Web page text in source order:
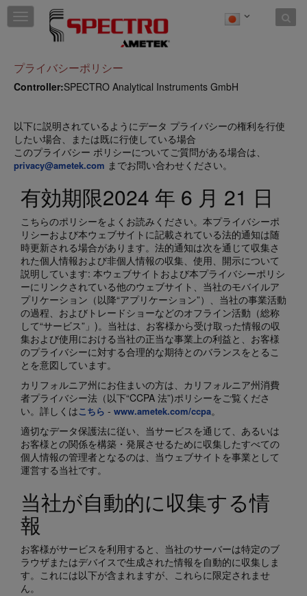
Skip to content
T
o
l
e
v
g
a
o
プライバシーポリシー
Controller:SPECTRO Analytical Instruments GmbH
以下に説明されているようにデータ プライバシーの権利を行使
したい場合、または既に行使している場合
このプライバシー ポリシーについてご質問がある場合は、
privacy@ametek.com までお問い合わせください。
有効期限2024 年 6 月 21 日
こちらのポリシーをよくお読みください。本プライバシーポ
リシーおよび本ウェブサイトに記載されている法的通知は随
時更新される場合があります。法的通知は次を通じて収集さ
れた個人情報および非個人情報の収集、使用、開示について
説明しています: 本ウェブサイトおよび本プライバシーポリシ
ーにリンクされている他のウェブサイト、当社のモバイルア
プリケーション（以降“アプリケーション”）、当社の事業活動
の過程、およびトレードショーなどのオフライン活動（総称
して“サービス”」)。当社は、お客様から受け取った情報の収
集および使用における当社の正当な事業上の利益と、お客様
のプライバシーに対する合理的な期待とのバランスをとるこ
とを意図しています。
カリフォルニア州にお住まいの方は、カリフォルニア州消費
者プライバシー法（以下“CCPA 法”)ポリシーをご覧くださ
い。詳しくはこちら - www.ametek.com/ccpa。
適切なデータ保護法に従い、当サービスを通じて、あるいは
お客様との関係を構築・発展させるために収集したすべての
個人情報の管理者となるのは、当ウェブサイトを事業として
運営する当社です。
当社が自動的に収集する情
報
お客様がサービスを利用すると、当社のサーバーは特定のブ
ラウザまたはデバイスで生成された情報を自動的に収集しま
す。これには以下が含まれますが、これらに限定されませ
ん。